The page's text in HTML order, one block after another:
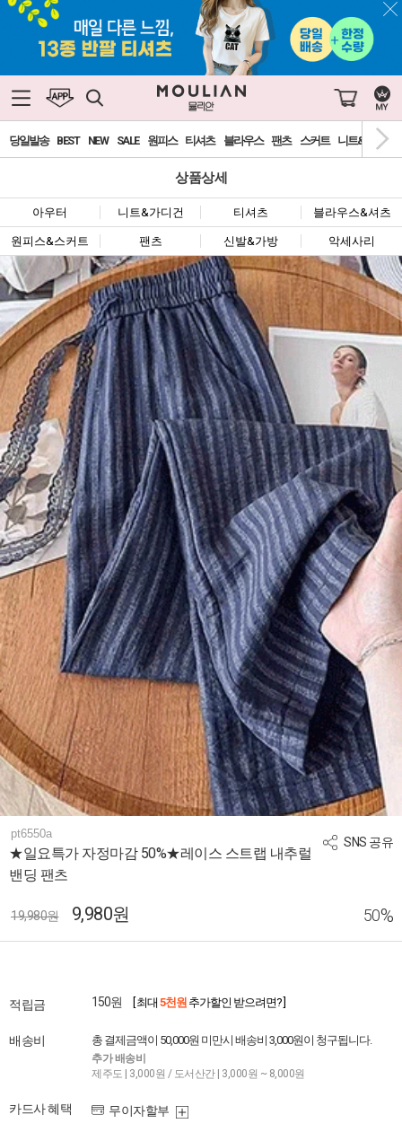
당일발송 BEST NEW SALE 원피스 티셔츠 블라우스 팬츠 스커트 니트&가디건
상품상세
아우터 니트&가디건 티셔츠 블라우스&셔츠
원피스&스커트 팬츠 신발&가방 악세사리
SNS 공유
pt6550a
★일요특가 자정마감 50%★레이스 스트랩 내추럴
밴딩 팬츠
19,980원 9,980원 50%
적립금 150원 [ 최대 5천원 추가할인 받으려면? ]
배송비 총 결제금액이 50,000원 미만시 배송비 3,000원이 청구됩니다.
추가 배송비
제주도 | 3,000원 / 도서산간 | 3,000원 ~ 8,000원
카드사 혜택 무이자할부